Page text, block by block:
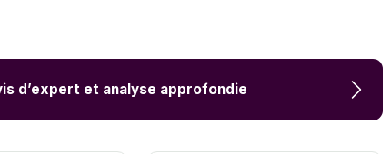
d’expert et analyse approfondie